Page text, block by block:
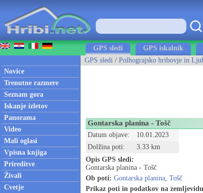
GPS sledi GPS iskalnik
Novice
Trenutne razmere
Seznam gora
Iskanje izletov
Panorama
Video
Mali oglasi
Vpisna knjiga
Prireditve
Živali
Cvetje
GPS sledi / Polhograjsko hribovje in
Gontarska planina - Tošč
Datum objave:
10.01.2023
Dolžina poti:
3.33 km
Opis GPS sledi:
Gontarska planina - Tošč
Ob poti: Gontarska planina, Tošč
Prikaz poti in podatkov na